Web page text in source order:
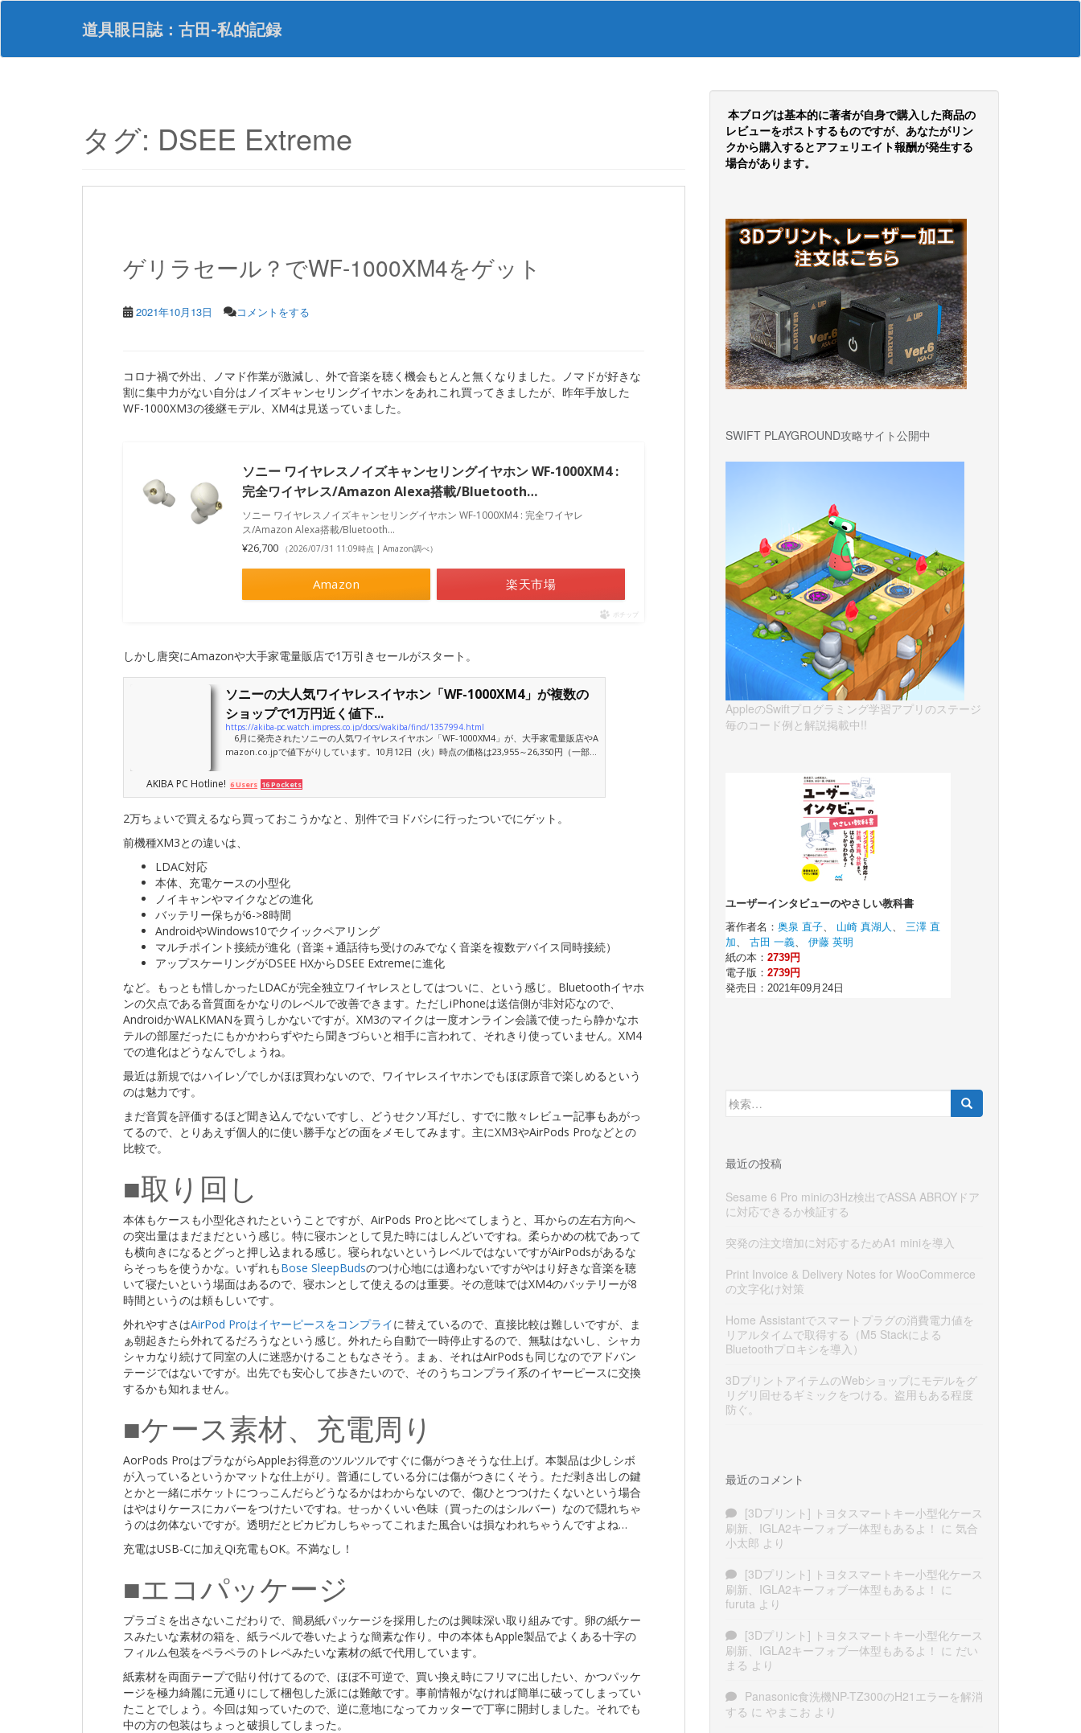
S
p
道具眼日誌：古田-私的記録
タグ: DSEE Extreme
ゲリラセール？でWF-1000XM4をゲット
2021年10月13日 コメントをする
コロナ禍で外出、ノマド作業が激減し、外で音楽を聴く機会もとんと無くなりました。ノマドが好きな
割に集中力がない自分はノイズキャンセリングイヤホンをあれこれ買ってきましたが、昨年手放した
WF-1000XM3の後継モデル、XM4は見送っていました。
ソニー ワイヤレスノイズキャンセリングイヤホン WF-1000XM4 :
完全ワイヤレス/Amazon Alexa搭載/Bluetooth…
ソニー ワイヤレスノイズキャンセリングイヤホン WF-1000XM4 : 完全ワイヤレ
ス/Amazon Alexa搭載/Bluetooth…
¥26,700 （2026/07/31 11:09時点 | Amazon調べ）
Amazon 楽天市場
ポチップ
しかし唐突にAmazonや大手家電量販店で1万引きセールがスタート。
ソニーの大人気ワイヤレスイヤホン「WF-1000XM4」が複数の
ショップで1万円近く値下...
https://akiba-pc.watch.impress.co.jp/docs/wakiba/find/1357994.html
6月に発売されたソニーの人気ワイヤレスイヤホン「WF-1000XM4」が、大手家電量販店やA
mazon.co.jpで値下がりしています。10月12日（火）時点の価格は23,955～26,350円（一部シ
AKIBA PC Hotline! 6 Users 16 Pockets
2万ちょいで買えるなら買っておこうかなと、別件でヨドバシに行ったついでにゲット。
前機種XM3との違いは、
LDAC対応
本体、充電ケースの小型化
ノイキャンやマイクなどの進化
バッテリー保ちが6->8時間
AndroidやWindows10でクイックペアリング
マルチポイント接続が進化（音楽＋通話待ち受けのみでなく音楽を複数デバイス同時接続）
アップスケーリングがDSEE HXからDSEE Extremeに進化
など。もっとも惜しかったLDACが完全独立ワイヤレスとしてはついに、という感じ。Bluetoothイヤホ
ンの欠点である音質面をかなりのレベルで改善できます。ただしiPhoneは送信側が非対応なので、
AndroidかWALKMANを買うしかないですが。XM3のマイクは一度オンライン会議で使ったら静かなホ
テルの部屋だったにもかかわらずやたら聞きづらいと相手に言われて、それきり使っていません。XM4
での進化はどうなんでしょうね。
最近は新規ではハイレゾでしかほぼ買わないので、ワイヤレスイヤホンでもほぼ原音で楽しめるという
のは魅力です。
まだ音質を評価するほど聞き込んでないですし、どうせクソ耳だし、すでに散々レビュー記事もあがっ
てるので、とりあえず個人的に使い勝手などの面をメモしてみます。主にXM3やAirPods Proなどとの
比較で。
■取り回し
本体もケースも小型化されたということですが、AirPods Proと比べてしまうと、耳からの左右方向へ
の突出量はまだまだという感じ。特に寝ホンとして見た時にはしんどいですね。柔らかめの枕であって
も横向きになるとグっと押し込まれる感じ。寝られないというレベルではないですがAirPodsがあるな
らそっちを使うかな。いずれもBose SleepBudsのつけ心地には適わないですがやはり好きな音楽を聴
いて寝たいという場面はあるので、寝ホンとして使えるのは重要。その意味ではXM4のバッテリーが8
時間というのは頼もしいです。
外れやすさはAirPod Proはイヤーピースをコンプライに替えているので、直接比較は難しいですが、ま
ぁ朝起きたら外れてるだろうなという感じ。外れたら自動で一時停止するので、無駄はないし、シャカ
シャカなり続けて同室の人に迷惑かけることもなさそう。まぁ、それはAirPodsも同じなのでアドバン
テージではないですが。出先でも安心して歩きたいので、そのうちコンプライ系のイヤーピースに交換
するかも知れません。
■ケース素材、充電周り
AorPods ProはプラながらAppleお得意のツルツルですぐに傷がつきそうな仕上げ。本製品は少しシボ
が入っているというかマットな仕上がり。普通にしている分には傷がつきにくそう。ただ剥き出しの鍵
とかと一緒にポケットにつっこんだらどうなるかはわからないので、傷ひとつつけたくないという場合
はやはりケースにカバーをつけたいですね。せっかくいい色味（買ったのはシルバー）なので隠れちゃ
うのは勿体ないですが。透明だとピカピカしちゃってこれまた風合いは損なわれちゃうんですよね…
充電はUSB-Cに加えQi充電もOK。不満なし！
■エコパッケージ
プラゴミを出さないこだわりで、簡易紙パッケージを採用したのは興味深い取り組みです。卵の紙ケー
スみたいな素材の箱を、紙ラベルで巻いたような簡素な作り。中の本体もApple製品でよくある十字の
フィルム包装をペラペラのトレペみたいな素材の紙で代用しています。
紙素材を両面テープで貼り付けてるので、ほぼ不可逆で、買い換え時にフリマに出したい、かつパッケ
ージを極力綺麗に元通りにして梱包した派には難敵です。事前情報がなければ簡単に破ってしまってい
たことでしょう。今回は知っていたので、逆に意地になってカッターで丁寧に開封しました。それでも
中の方の包装はちょっと破損してしまった。
本ブログは基本的に著者が自身で購入した商品の
レビューをポストするものですが、あなたがリン
クから購入するとアフェリエイト報酬が発生する
場合があります。
SWIFT PLAYGROUND攻略サイト公開中
AppleのSwiftプログラミング学習アプリのステージ
毎のコード例と解説掲載中!!
検
索:
最近の投稿
Sesame 6 Pro miniの3Hz検出でASSA ABROYドア
に対応できるか検証する
突発の注文増加に対応するためA1 miniを導入
Print Invoice & Delivery Notes for WooCommerce
の文字化け対策
Home Assistantでスマートプラグの消費電力値を
リアルタイムで取得する（M5 Stackによる
Bluetoothプロキシを導入）
3DプリントアイテムのWebショップにモデルをグ
リグリ回せるギミックをつける。盗用もある程度
防ぐ。
最近のコメント
[3Dプリント] トヨタスマートキー小型化ケース
刷新、IGLA2キーフォブ一体型もあるよ！ に 気合
小太郎 より
[3Dプリント] トヨタスマートキー小型化ケース
刷新、IGLA2キーフォブ一体型もあるよ！ に
furuta より
[3Dプリント] トヨタスマートキー小型化ケース
刷新、IGLA2キーフォブ一体型もあるよ！ に だい
まる より
Panasonic食洗機NP-TZ300のH21エラーを解消
する に やまこお より